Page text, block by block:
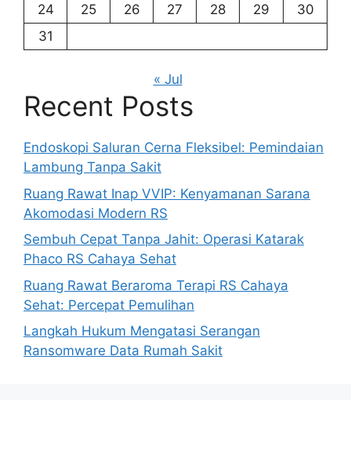
24
25 26 27 28 29
30
31
« Jul
Recent Posts
Endoskopi Saluran Cerna Fleksibel: Pemindaian
Lambung Tanpa Sakit
Ruang Rawat Inap VVIP: Kenyamanan Sarana
Akomodasi Modern RS
Sembuh Cepat Tanpa Jahit: Operasi Katarak
Phaco RS Cahaya Sehat
Ruang Rawat Beraroma Terapi RS Cahaya
Sehat: Percepat Pemulihan
Langkah Hukum Mengatasi Serangan
Ransomware Data Rumah Sakit